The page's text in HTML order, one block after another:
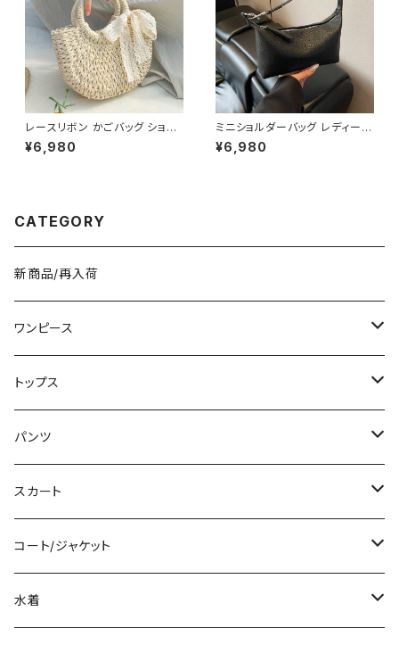
レースリボン かごバッグ ショル
ダーバッグ レディース 韓国風
春夏 ナチュラルスタイル リゾー
¥6,980
ミニショルダーバッグ レディース
ワンショルダーバッグ 無地 シン
プル バッグ 斜めがけ 大人可愛
¥6,980
CATEGORY
新商品/再入荷
ワンピース
ミニ/ショート
ミディアム/ミモレ
ロング/マキシ
袖付き
ノースリーブ
トップス
Tシャツ/カットソー
タンクトップ/キャミソール
シャツ/ブラウス
ベアトップ/チューブトップ
パンツ
ショート丈
クロップド丈
ロング丈
スカート
ミニ/ショート
ミディアム/ミモレ
コート/ジャケット
コート
水着